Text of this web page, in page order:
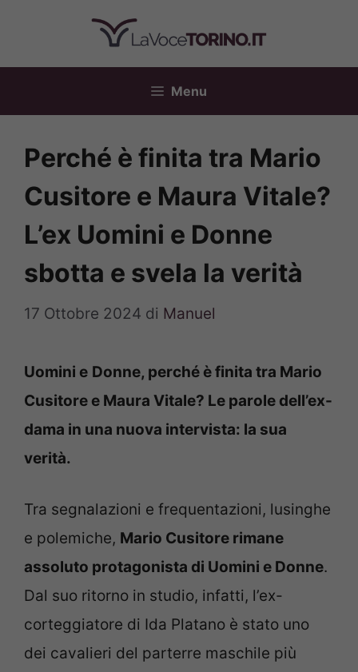
contenuto
Menu
Perché è finita tra Mario
Cusitore e Maura Vitale?
L’ex Uomini e Donne
sbotta e svela la verità
17 Ottobre 2024 di Manuel
Uomini e Donne, perché è finita tra Mario
Cusitore e Maura Vitale? Le parole dell’ex-
dama in una nuova intervista: la sua
verità.
Tra segnalazioni e frequentazioni, lusinghe
e polemiche, Mario Cusitore rimane
assoluto protagonista di Uomini e Donne.
Dal suo ritorno in studio, infatti, l’ex-
corteggiatore di Ida Platano è stato uno
dei cavalieri del parterre maschile più